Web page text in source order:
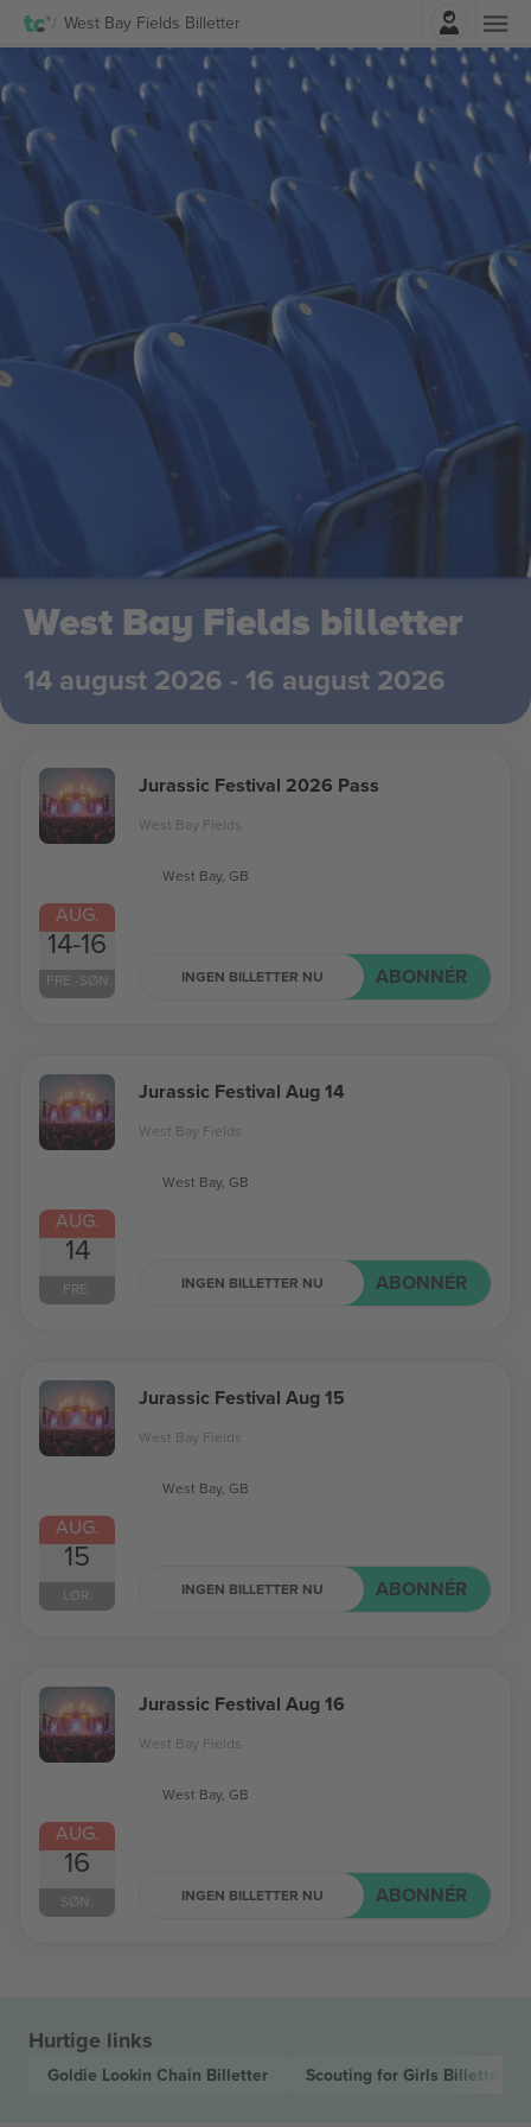
West Bay Fields Billetter
West Bay Fields billetter
14 august 2026 - 16 august 2026
AUG.
14-16
FRE.-SØN.
Jurassic Festival 2026 Pass
West Bay Fields
West Bay, GB
INGEN BILLETTER NU ABONNÉR
AUG.
14
FRE.
Jurassic Festival Aug 14
West Bay Fields
West Bay, GB
INGEN BILLETTER NU ABONNÉR
AUG.
15
LØR.
Jurassic Festival Aug 15
West Bay Fields
West Bay, GB
INGEN BILLETTER NU ABONNÉR
AUG.
16
SØN.
Jurassic Festival Aug 16
West Bay Fields
West Bay, GB
INGEN BILLETTER NU ABONNÉR
Hurtige links
Goldie Lookin Chain Billetter Scouting for Girls Billetter